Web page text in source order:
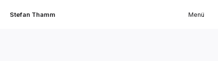
Stefan Thamm Menü